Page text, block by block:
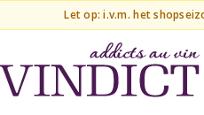
Let op: i.v.m. het